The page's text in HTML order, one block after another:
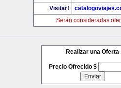
Visitar!
Serán consideradas
Realizar una Oferta
Precio Ofrecido $